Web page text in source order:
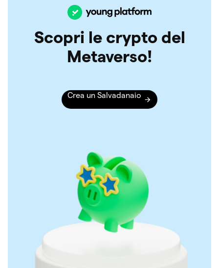
Scopri le crypto del
Metaverso!
Crea un Salvadanaio